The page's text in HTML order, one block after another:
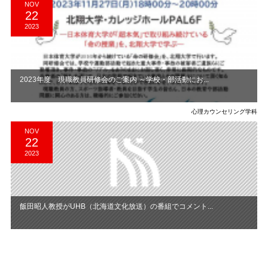
NOV
22
2023
2023年度 現職教員研修会のご案内 ～学校・部活動にお...
心理カウンセリング学科
NOV
22
2023
飯田昭人教授がUHB（北海道文化放送）の番組でコメント...